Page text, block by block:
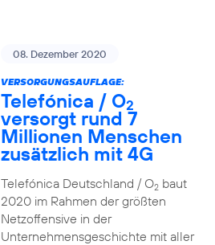
08. Dezember 2020
VERSORGUNGSAUFLAGE:
Telefónica / O2
versorgt rund 7
Millionen Menschen
zusätzlich mit 4G
Telefónica Deutschland / O2baut
2020 im Rahmen der größten
Netzoffensive in der
Unternehmensgeschichte mit aller